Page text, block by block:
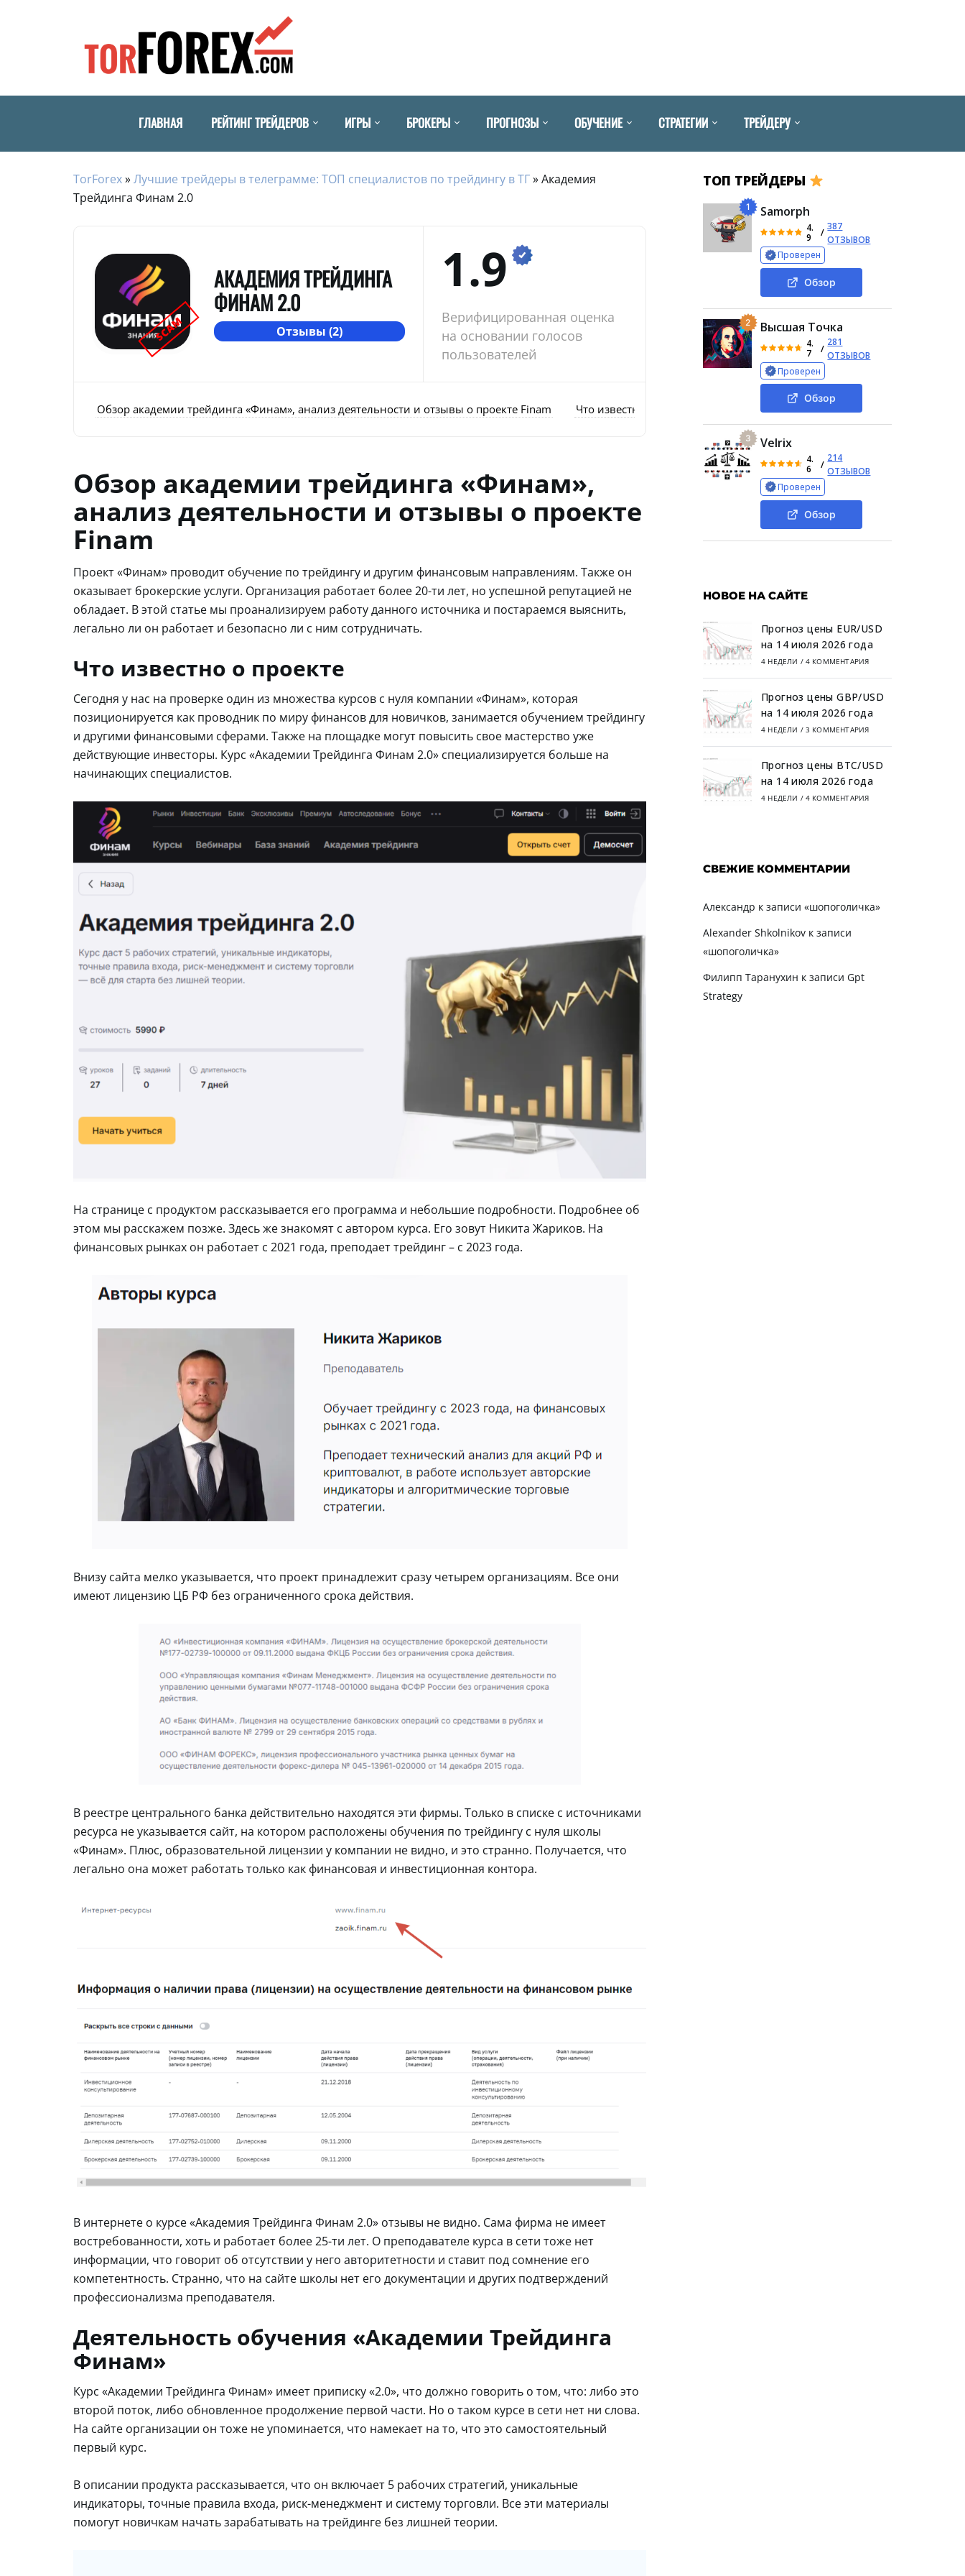
ГЛАВНАЯ РЕЙТИНГ ТРЕЙДЕРОВ ИГРЫ БРОКЕРЫ ПРОГНОЗЫ ОБУЧЕНИЕ СТРАТЕГИИ ТРЕЙДЕРУ
TorForex»Лучшие трейдеры в телеграмме: ТОП специалистов по трейдингу в ТГ»Академия
Трейдинга Финам 2.0
SCAM
АКАДЕМИЯ ТРЕЙДИНГА
ФИНАМ 2.0
Отзывы (2)
1.9
Верифицированная оценка
на основании голосов
пользователей
Обзор академии трейдинга «Финам», анализ деятельности и отзывы о проекте Finam Что известно о проекте Деятельность обучения «Академии
Обзор академии трейдинга «Финам»,
анализ деятельности и отзывы о проекте
Finam
Проект «Финам» проводит обучение по трейдингу и другим финансовым направлениям. Также он
оказывает брокерские услуги. Организация работает более 20-ти лет, но успешной репутацией не
обладает. В этой статье мы проанализируем работу данного источника и постараемся выяснить,
легально ли он работает и безопасно ли с ним сотрудничать.
Что известно о проекте
Сегодня у нас на проверке один из множества курсов с нуля компании «Финам», которая
позиционируется как проводник по миру финансов для новичков, занимается обучением трейдингу
и другими финансовыми сферами. Также на площадке могут повысить свое мастерство уже
действующие инвесторы. Курс «Академии Трейдинга Финам 2.0» специализируется больше на
начинающих специалистов.
На странице с продуктом рассказывается его программа и небольшие подробности. Подробнее об
этом мы расскажем позже. Здесь же знакомят с автором курса. Его зовут Никита Жариков. На
финансовых рынках он работает с 2021 года, преподает трейдинг – с 2023 года.
Внизу сайта мелко указывается, что проект принадлежит сразу четырем организациям. Все они
имеют лицензию ЦБ РФ без ограниченного срока действия.
В реестре центрального банка действительно находятся эти фирмы. Только в списке с источниками
ресурса не указывается сайт, на котором расположены обучения по трейдингу с нуля школы
«Финам». Плюс, образовательной лицензии у компании не видно, и это странно. Получается, что
легально она может работать только как финансовая и инвестиционная контора.
В интернете о курсе «Академия Трейдинга Финам 2.0» отзывы не видно. Сама фирма не имеет
востребованности, хоть и работает более 25-ти лет. О преподавателе курса в сети тоже нет
информации, что говорит об отсутствии у него авторитетности и ставит под сомнение его
компетентность. Странно, что на сайте школы нет его документации и других подтверждений
профессионализма преподавателя.
Деятельность обучения «Академии Трейдинга
Финам»
Курс «Академии Трейдинга Финам» имеет приписку «2.0», что должно говорить о том, что: либо это
второй поток, либо обновленное продолжение первой части. Но о таком курсе в сети нет ни слова.
На сайте организации он тоже не упоминается, что намекает на то, что это самостоятельный
первый курс.
В описании продукта рассказывается, что он включает 5 рабочих стратегий, уникальные
индикаторы, точные правила входа, риск-менеджмент и систему торговли. Все эти материалы
помогут новичкам начать зарабатывать на трейдинге без лишней теории.
ТОП ТРЕЙДЕРЫ
1 Samorph
4.
9
/
387
ОТЗЫВОВ
Проверен
Обзор
2 Высшая Точка
4.
7
/
281
ОТЗЫВОВ
Проверен
Обзор
3 Velrix
4.
6
/
214
ОТЗЫВОВ
Проверен
Обзор
НОВОЕ НА САЙТЕ
Прогноз цены EUR/USD
на 14 июля 2026 года
4 НЕДЕЛИ / 4 КОММЕНТАРИЯ
Прогноз цены GBP/USD
на 14 июля 2026 года
4 НЕДЕЛИ / 3 КОММЕНТАРИЯ
Прогноз цены BTC/USD
на 14 июля 2026 года
4 НЕДЕЛИ / 4 КОММЕНТАРИЯ
СВЕЖИЕ КОММЕНТАРИИ
Александр к записи «шопоголичка»
Alexander Shkolnikovк записи
«шопоголичка»
Филипп Таранухин к записи Gpt
Strategy